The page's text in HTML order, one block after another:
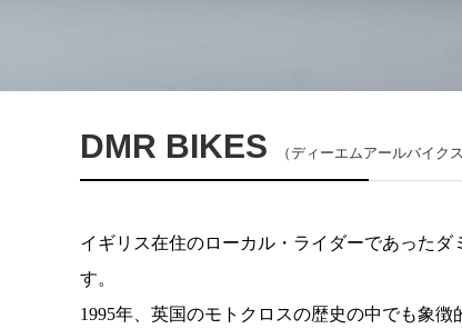
DMR BIKES （ディーエムアールバイクス
イギリス在住のローカル・ライダーであった
す。
1995年、英国のモトクロスの歴史の中でも象